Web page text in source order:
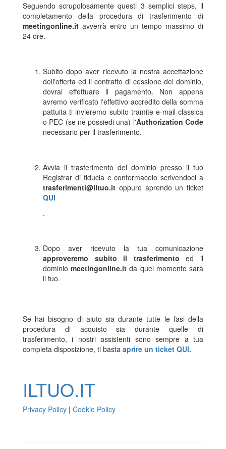
Seguendo scrupolosamente questi 3 semplici steps, il
completamento della procedura di trasferimento di
meetingonline.it avverrà entro un tempo massimo di
24 ore.
Subito dopo aver ricevuto la nostra accettazione
dell'offerta ed il contratto di cessione del dominio,
dovrai effettuare il pagamento. Non appena
avremo verificato l'effettivo accredito della somma
pattuita ti invieremo subito tramite e-mail classica
o PEC (se ne possiedi una) l'Authorization Code
necessario per il trasferimento.
Avvia il trasferimento del dominio presso il tuo
Registrar di fiducia e confermacelo scrivendoci a
trasferimenti@iltuo.it oppure aprendo un ticket
QUI
.
Dopo aver ricevuto la tua comunicazione
approveremo subito il trasferimento ed il
dominiomeetingonline.it da quel momento sarà
il tuo.
Se hai bisogno di aiuto sia durante tutte le fasi della
procedura di acquisto sia durante quelle di
trasferimento, i nostri assistenti sono sempre a tua
completa disposizione, ti basta aprire un ticket QUI.
ILTUO.IT
Privacy Policy | Cookie Policy